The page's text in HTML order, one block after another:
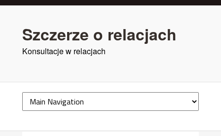
Szczerze o relacjach
Konsultacje w relacjach